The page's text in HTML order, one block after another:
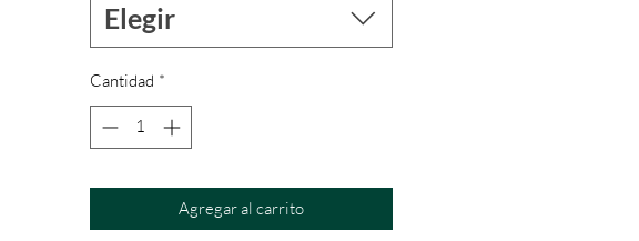
Elegir
Cantidad *
Agregar al carrito